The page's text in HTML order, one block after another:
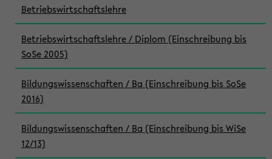
Betriebswirtschaftslehre
Betriebswirtschaftslehre / Diplom (Einschreibung bis
SoSe 2005)
Bildungswissenschaften / Ba (Einschreibung bis SoSe
2016)
Bildungswissenschaften / Ba (Einschreibung bis WiSe
12/13)